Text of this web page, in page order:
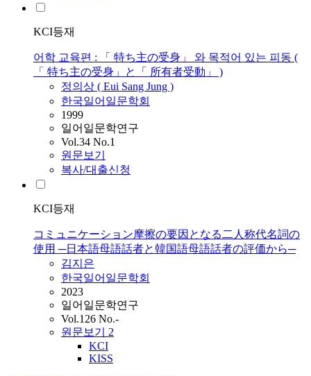
KCI등재
어학 교육편 : 「 特ち主の受身」 와 목적어 있는 피동 (
「 特ち主の受身」と「 所有者受動」 )
정의상 ( Eui Sang Jung )
한국일어일문학회
1999
일어일문학연구
Vol.34 No.1
원문보기
복사/대출신청
KCI등재
コミュニケーション摩擦の要因となる二人称代名詞の
使用 ─日本語母語話者と韓国語母語話者の評価から─
김지은
한국일어일문학회
2023
일어일문학연구
Vol.126 No.-
원문보기 2
KCI
KISS